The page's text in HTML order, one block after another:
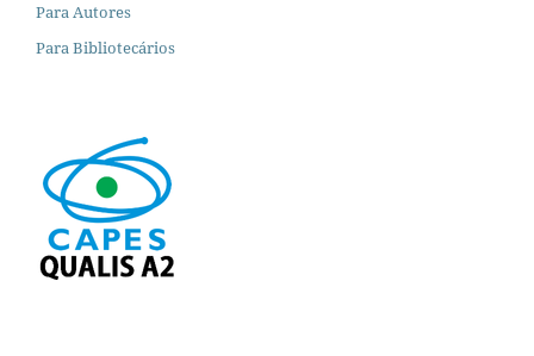
Para Autores
Para Bibliotecários